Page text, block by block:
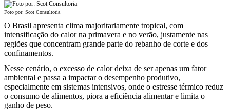
Foto por: Scot Consultoria
O Brasil apresenta clima majoritariamente tropical, com
intensificação do calor na primavera e no verão, justamente nas
regiões que concentram grande parte do rebanho de corte e dos
confinamentos.
Nesse cenário, o excesso de calor deixa de ser apenas um fator
ambiental e passa a impactar o desempenho produtivo,
especialmente em sistemas intensivos, onde o estresse térmico reduz
o consumo de alimentos, piora a eficiência alimentar e limita o
ganho de peso.